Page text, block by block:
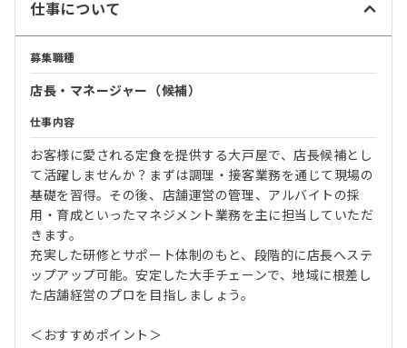
仕事について
募集職種
店長・マネージャー（候補）
仕事内容
お客様に愛される定食を提供する大戸屋で、店長候補とし
て活躍しませんか？まずは調理・接客業務を通じて現場の
基礎を習得。その後、店舗運営の管理、アルバイトの採
用・育成といったマネジメント業務を主に担当していただ
きます。
充実した研修とサポート体制のもと、段階的に店長へステ
ップアップ可能。安定した大手チェーンで、地域に根差し
た店舗経営のプロを目指しましょう。
＜おすすめポイント＞